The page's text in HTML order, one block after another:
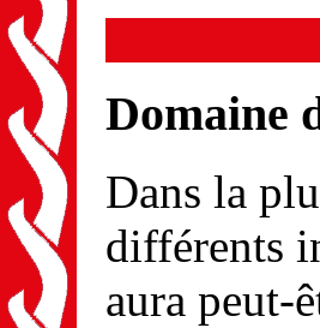
Domaine
Dans la
différents
aura peut-